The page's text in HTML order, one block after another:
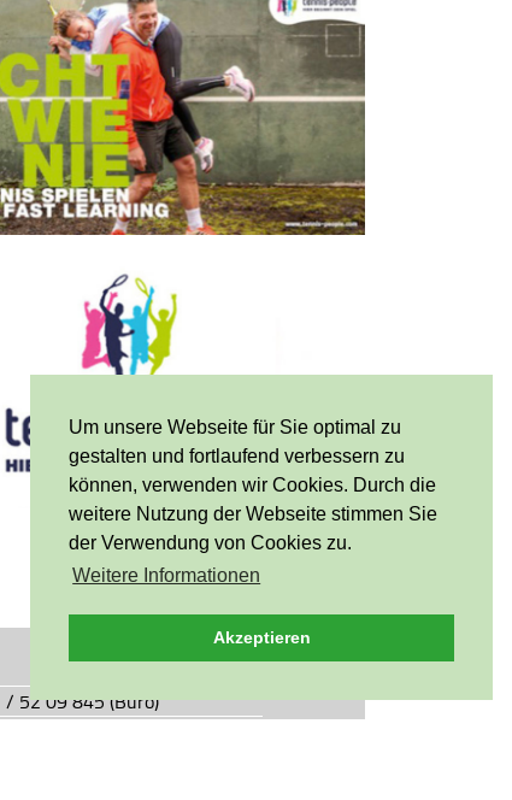
Um unsere Webseite für Sie optimal zu
gestalten und fortlaufend verbessern zu
können, verwenden wir Cookies. Durch die
weitere Nutzung der Webseite stimmen Sie
der Verwendung von Cookies zu.
Weitere Informationen
Akzeptieren
/ 52 09 845 (Büro)